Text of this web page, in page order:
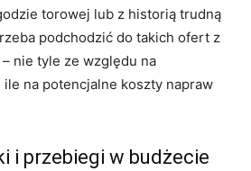
torowej lub z historią trudną
podchodzić do takich ofert z
nie tyle ze względu na
ile na potencjalne koszty napraw
i przebiegi w budżecie